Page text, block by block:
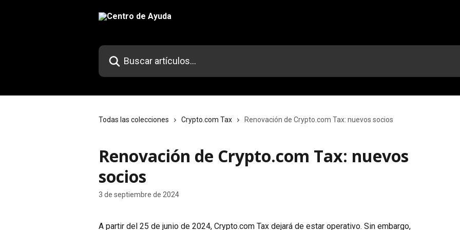
Buscar artículos...
Todas las colecciones Crypto.com Tax Renovación de Crypto.com Tax: nuevos socios
Renovación de Crypto.com Tax: nuevos
socios
3 de septiembre de 2024
A partir del 25 de junio de 2024, Crypto.com Tax dejará de estar operativo. Sin embargo,